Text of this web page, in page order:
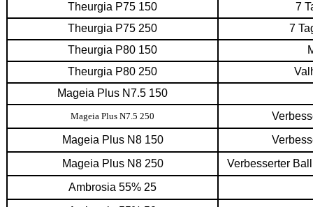
Theurgia P75 150
7
Theurgia P75 250
7
Theurgia P80 150
Theurgia P80 250
Mageia Plus N7.5 150
Mageia Plus N7.5 250
Mageia Plus N8 150
Mageia Plus N8 250
Verbesserter
Ambrosia 55% 25